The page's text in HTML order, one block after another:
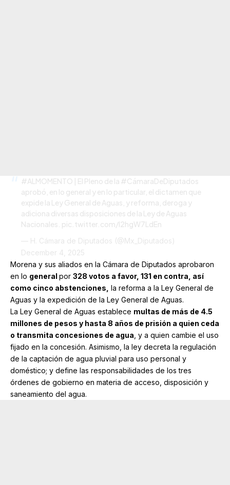
#ALMOMENTO | El Pleno de la #CámaraDeDiputados
aprobó, en lo general y en lo particular, el dictamen que
expide la Ley General de Aguas, y reforma, deroga y
adiciona diversas disposiciones de la Ley de Aguas
Nacionales. pic.twitter.com/l2hgW7LdEn
— H. Cámara de Diputados (@Mx_Diputados)
December 4, 2025
Morena y sus aliados en la Cámara de Diputados aprobaron
en lo general por 328 votos a favor, 131 en contra, así
como cinco abstenciones, la reforma a la Ley General de
Aguas y la expedición de la Ley General de Aguas.
La Ley General de Aguas establece multas de más de 4.5
millones de pesos y hasta 8 años de prisión a quien ceda
o transmita concesiones de agua , y a quien cambie el uso
fijado en la concesión. Asimismo, la ley decreta la regulación
de la captación de agua pluvial para uso personal y
doméstico; y define las responsabilidades de los tres
órdenes de gobierno en materia de acceso, disposición y
saneamiento del agua.